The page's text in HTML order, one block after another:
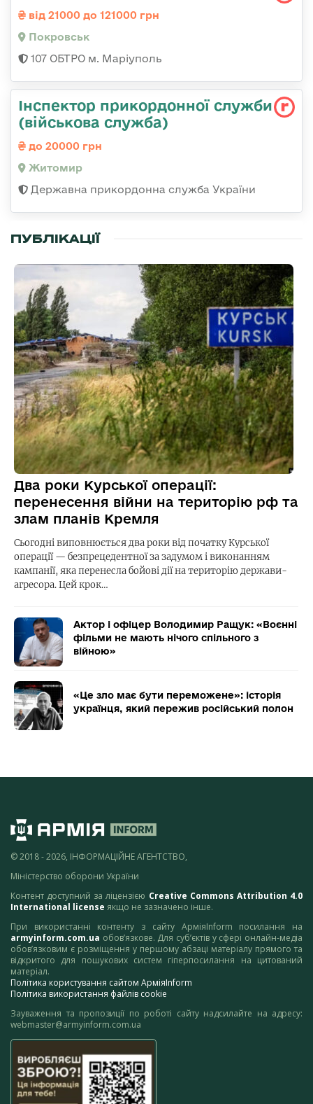
від 21000 до 121000 грн
Покровськ
107 ОБТРО м. Маріуполь
Інспектор прикордонної служби
(військова служба)
до 20000 грн
Житомир
Державна прикордонна служба України
ПУБЛІКАЦІЇ
Два роки Курської операції:
перенесення війни на територію рф та
злам планів Кремля
Сьогодні виповнюється два роки від початку Курської
операції — безпрецедентної за задумом і виконанням
кампанії, яка перенесла бойові дії на територію держави-
агресора. Цей крок…
Актор і офіцер Володимир Ращук: «Воєнні
фільми не мають нічого спільного з
війною»
«Це зло має бути переможене»: історія
українця, який пережив російський полон
© 2018 - 2026, ІНФОРМАЦІЙНЕ АГЕНТСТВО,
Міністерство оборони України
Контент доступний за ліцензією Creative Commons Attribution 4.0
International license якщо не зазначено інше.
При використанні контенту з сайту АрміяInform посилання на
armyinform.com.ua обов’язкове. Для суб’єктів у сфері онлайн-медіа
обов’язковим є розміщення у першому абзаці матеріалу прямого та
відкритого для пошукових систем гіперпосилання на цитований
матеріал.
Політика користування сайтом АрміяInform
Політика використання файлів cookie
Зауваження та пропозиції по роботі сайту надсилайте на адресу:
webmaster@armyinform.com.ua